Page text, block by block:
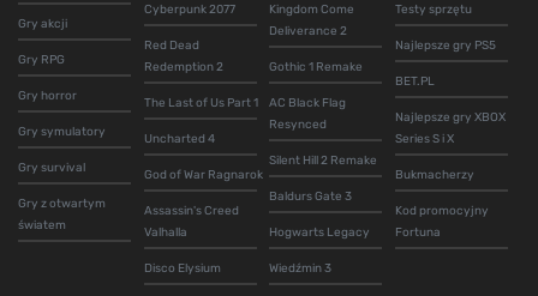
Gry akcji
Gry RPG
Gry horror
Gry symulatory
Gry survival
Gry z otwartym
światem
Cyberpunk 2077
Red Dead
Redemption 2
The Last of Us Part 1
Uncharted 4
God of War Ragnarok
Assassin's Creed
Valhalla
Disco Elysium
Kingdom Come
Deliverance 2
Gothic 1 Remake
AC Black Flag
Resynced
Silent Hill 2 Remake
Baldurs Gate 3
Hogwarts Legacy
Wiedźmin 3
Testy sprzętu
Najlepsze gry PS5
BET.PL
Najlepsze gry XBOX
Series S i X
Bukmacherzy
Kod promocyjny
Fortuna